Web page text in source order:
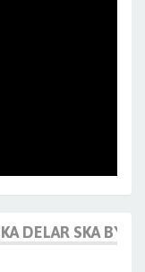
DELAR SKA